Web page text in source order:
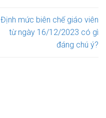
Định mức biên chế giáo viên
từ ngày 16/12/2023 có gì
đáng chú ý?